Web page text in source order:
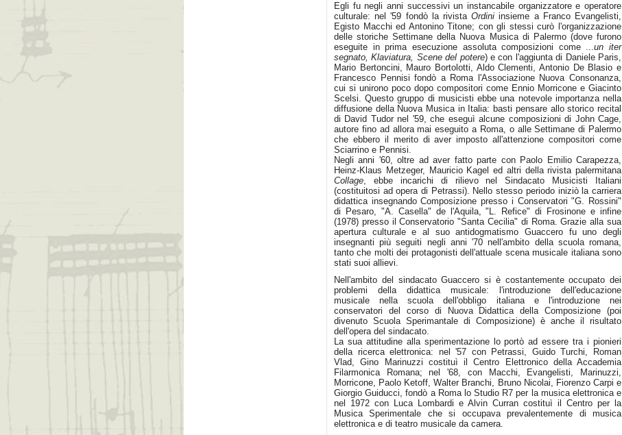
Egli fu negli anni successivi un instancabile organizzatore e operatore
culturale: nel '59 fondò la rivistaOrdini insieme a Franco Evangelisti,
Egisto Macchi ed Antonino Titone; con gli stessi curò l'organizzazione
delle storiche Settimane della Nuova Musica di Palermo (dove furono
eseguite in prima esecuzione assoluta composizioni come ...un iter
segnato, Klaviatura, Scene del potere) e con l'aggiunta di Daniele Paris,
Mario Bertoncini, Mauro Bortolotti, Aldo Clementi, Antonio De Blasio e
Francesco Pennisi fondò a Roma l'Associazione Nuova Consonanza,
cui si unirono poco dopo compositori come Ennio Morricone e Giacinto
Scelsi. Questo gruppo di musicisti ebbe una notevole importanza nella
diffusione della Nuova Musica in Italia: basti pensare allo storico recital
di David Tudor nel '59, che eseguì alcune composizioni di John Cage,
autore fino ad allora mai eseguito a Roma, o alle Settimane di Palermo
che ebbero il merito di aver imposto all'attenzione compositori come
Sciarrino e Pennisi.
Negli anni '60, oltre ad aver fatto parte con Paolo Emilio Carapezza,
Heinz-Klaus Metzeger, Mauricio Kagel ed altri della rivista palermitana
Collage, ebbe incarichi di rilievo nel Sindacato Musicisti Italiani
(costituitosi ad opera di Petrassi). Nello stesso periodo iniziò la carriera
didattica insegnando Composizione presso i Conservatori "G. Rossini"
di Pesaro, "A. Casella" de l'Aquila, "L. Refice" di Frosinone e infine
(1978) presso il Conservatorio "Santa Cecilia" di Roma. Grazie alla sua
apertura culturale e al suo antidogmatismo Guaccero fu uno degli
insegnanti più seguiti negli anni '70 nell'ambito della scuola romana,
tanto che molti dei protagonisti dell'attuale scena musicale italiana sono
stati suoi allievi.
Nell'ambito del sindacato Guaccero si è costantemente occupato dei
problemi della didattica musicale: l'introduzione dell'educazione
musicale nella scuola dell'obbligo italiana e l'introduzione nei
conservatori del corso di Nuova Didattica della Composizione (poi
divenuto Scuola Sperimantale di Composizione) è anche il risultato
dell'opera del sindacato.
La sua attitudine alla sperimentazione lo portò ad essere tra i pionieri
della ricerca elettronica: nel '57 con Petrassi, Guido Turchi, Roman
Vlad, Gino Marinuzzi costituì il Centro Elettronico della Accademia
Filarmonica Romana; nel '68, con Macchi, Evangelisti, Marinuzzi,
Morricone, Paolo Ketoff, Walter Branchi, Bruno Nicolai, Fiorenzo Carpi e
Giorgio Guiducci, fondò a Roma lo Studio R7 per la musica elettronica e
nel 1972 con Luca Lombardi e Alvin Curran costituì il Centro per la
Musica Sperimentale che si occupava prevalentemente di musica
elettronica e di teatro musicale da camera.